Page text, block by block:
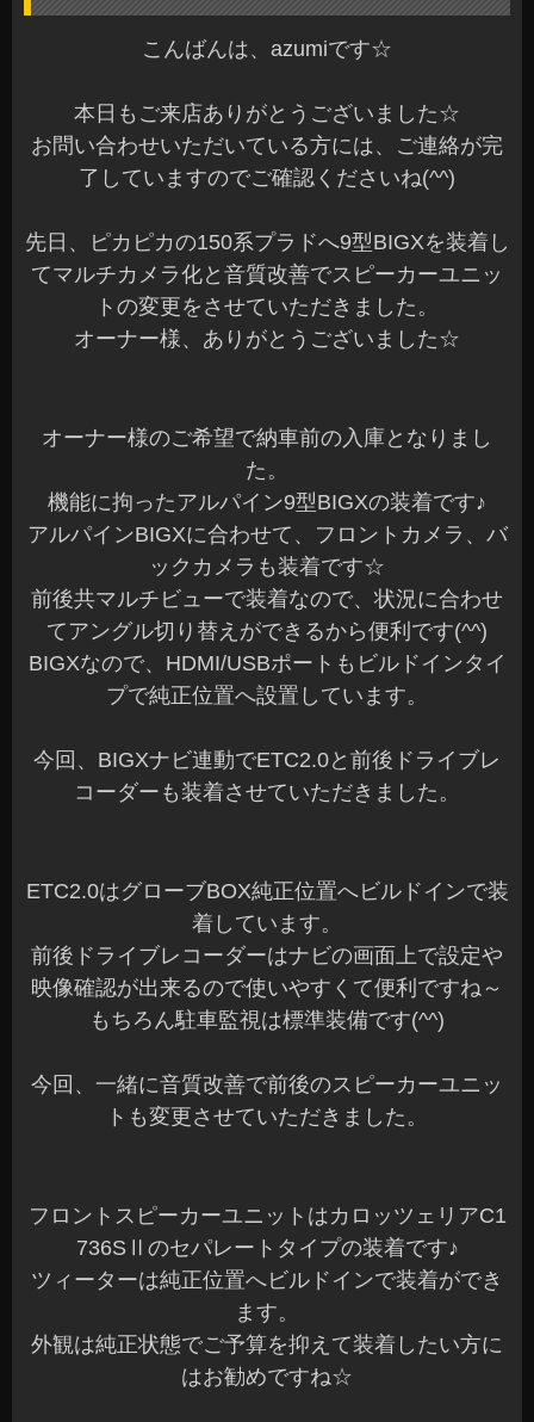
こんばんは、azumiです☆
本日もご来店ありがとうございました☆
お問い合わせいただいている方には、ご連絡が完
了していますのでご確認くださいね(^^)
先日、ピカピカの150系プラドへ9型BIGXを装着し
てマルチカメラ化と音質改善でスピーカーユニッ
トの変更をさせていただきました。
オーナー様、ありがとうございました☆
オーナー様のご希望で納車前の入庫となりまし
た。
機能に拘ったアルパイン9型BIGXの装着です♪
アルパインBIGXに合わせて、フロントカメラ、バ
ックカメラも装着です☆
前後共マルチビューで装着なので、状況に合わせ
てアングル切り替えができるから便利です(^^)
BIGXなので、HDMI/USBポートもビルドインタイ
プで純正位置へ設置しています。
今回、BIGXナビ連動でETC2.0と前後ドライブレ
コーダーも装着させていただきました。
ETC2.0はグローブBOX純正位置へビルドインで装
着しています。
前後ドライブレコーダーはナビの画面上で設定や
映像確認が出来るので使いやすくて便利ですね～
もちろん駐車監視は標準装備です(^^)
今回、一緒に音質改善で前後のスピーカーユニッ
トも変更させていただきました。
フロントスピーカーユニットはカロッツェリアC1
736SⅡのセパレートタイプの装着です♪
ツィーターは純正位置へビルドインで装着ができ
ます。
外観は純正状態でご予算を抑えて装着したい方に
はお勧めですね☆